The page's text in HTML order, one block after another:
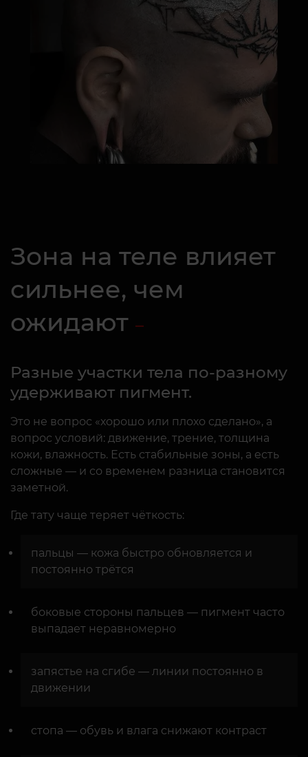
Зона на теле влияет
сильнее, чем
ожидают
Разные участки тела по-разному
удерживают пигмент.
Это не вопрос «хорошо или плохо сделано», а
вопрос условий: движение, трение, толщина
кожи, влажность. Есть стабильные зоны, а есть
сложные — и со временем разница становится
заметной.
Где тату чаще теряет чёткость:
пальцы — кожа быстро обновляется и
постоянно трётся
боковые стороны пальцев — пигмент часто
выпадает неравномерно
запястье на сгибе — линии постоянно в
движении
стопа — обувь и влага снижают контраст